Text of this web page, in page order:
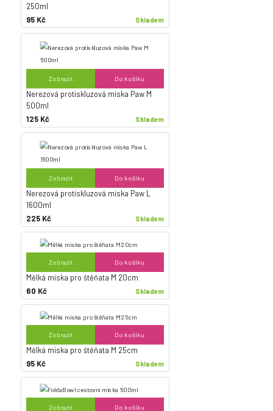
250ml
95 Kč
Skladem
Zobrazit Do košíku
Nerezová protiskluzová miska Paw M
500ml
125 Kč
Skladem
Zobrazit Do košíku
Nerezová protiskluzová miska Paw L
1600ml
225 Kč
Skladem
Zobrazit Do košíku
Mělká miska pro štěňata M 20cm
60 Kč
Skladem
Zobrazit Do košíku
Mělká miska pro štěňata M 25cm
95 Kč
Skladem
Zobrazit Do košíku